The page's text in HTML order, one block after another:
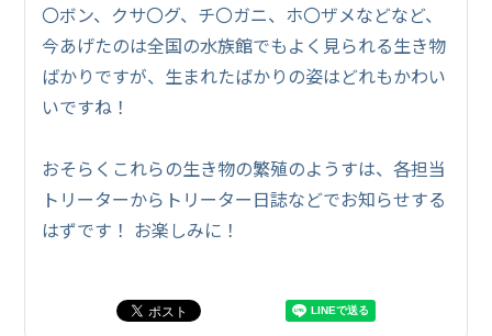
〇ボン、クサ〇グ、チ〇ガニ、ホ〇ザメなどなど、
今あげたのは全国の水族館でもよく見られる生き物
ばかりですが、生まれたばかりの姿はどれもかわい
いですね！
おそらくこれらの生き物の繁殖のようすは、各担当
トリーターからトリーター日誌などでお知らせする
はずです！ お楽しみに！